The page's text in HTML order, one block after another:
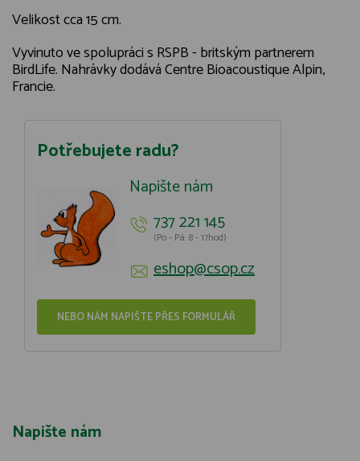
Velikost cca 15 cm.
Vyvinuto ve spolupráci s RSPB - britským partnerem
BirdLife. Nahrávky dodává Centre Bioacoustique Alpin,
Francie.
Potřebujete radu?
Napište nám
737 221 145
(Po - Pá: 8 - 17hod)
eshop@csop.cz
NEBO NÁM NAPIŠTE PŘES FORMULÁŘ
Napište nám